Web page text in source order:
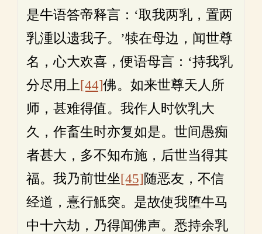
是牛语答帝释言：‘取我两乳，置两
乳湩以遗我子。’犊在母边，闻世尊
名，心大欢喜，便语母言：‘持我乳
分尽用上[44]佛。如来世尊天人所
师，甚难得值。我作人时饮乳大
久，作畜生时亦复如是。世间愚痴
者甚大，多不知布施，后世当得其
福。我乃前世坐[45]随恶友，不信
经道，憙行觝突。是故使我堕牛马
中十六劫，乃得闻佛声。悉持余乳